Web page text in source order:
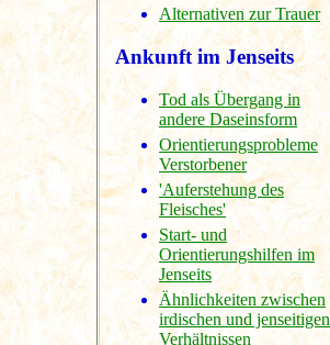
Alternativen zur Trauer
Ankunft im Jenseits
Tod als Übergang in
andere Daseinsform
Orientierungsprobleme
Verstorbener
'Auferstehung des
Fleisches'
Start- und
Orientierungshilfen im
Jenseits
Ähnlichkeiten zwischen
irdischen und jenseitigen
Verhältnissen